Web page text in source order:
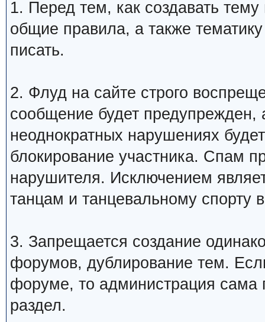
1. Перед тем, как создавать
общие правила, а также
писать.
2. Флуд на сайте строго
сообщение будет
неоднократных нарушениях
блокирование участника. Спам
нарушителя. Исключением
танцам и танцевальному спорту
3. Запрещается создание
форумов, дублирование тем.
форуме, то администрация сама
раздел.